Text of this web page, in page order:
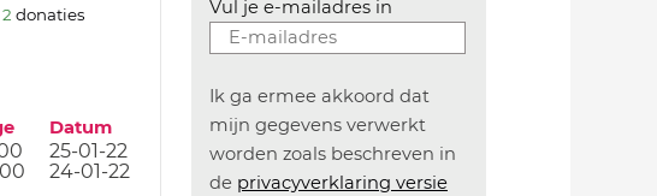
2 donaties
Datum
25-01-22
24-01-22
Vul je e-mailadres in
Ik ga ermee akkoord dat
mijn gegevens verwerkt
worden zoals beschreven in
de privacyverklaring versie